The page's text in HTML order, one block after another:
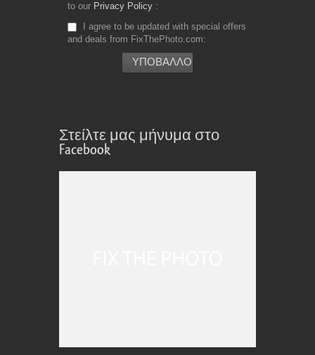
to our Privacy Policy
I agree to be updated with special offers
and deals from FixThePhoto.com
Στείλτε μας μήνυμα στο
Facebook